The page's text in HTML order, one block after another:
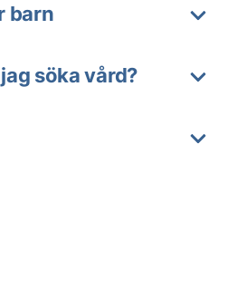
barn
söka vård?